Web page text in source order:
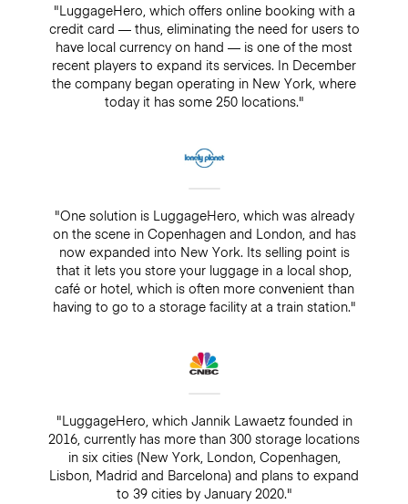
"LuggageHero, which offers online booking with a
credit card — thus, eliminating the need for users to
have local currency on hand — is one of the most
recent players to expand its services. In December
the company began operating in New York, where
today it has some 250 locations."
"One solution is LuggageHero, which was already
on the scene in Copenhagen and London, and has
now expanded into New York. Its selling point is
that it lets you store your luggage in a local shop,
café or hotel, which is often more convenient than
having to go to a storage facility at a train station."
"LuggageHero, which Jannik Lawaetz founded in
2016, currently has more than 300 storage locations
in six cities (New York, London, Copenhagen,
Lisbon, Madrid and Barcelona) and plans to expand
to 39 cities by January 2020."